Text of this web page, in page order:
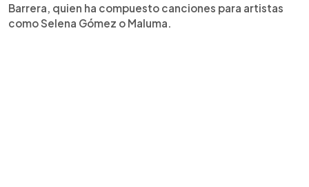
Barrera, quien ha compuesto canciones para artistas
como Selena Gómez o Maluma.